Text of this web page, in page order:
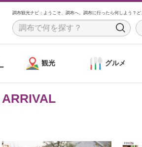
調布観光ナビ：ようこそ、調布へ。調布に行ったら何しよう？
S
c
観光 グルメ